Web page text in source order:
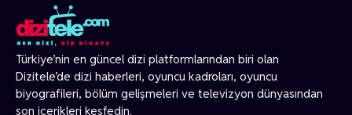
Türkiye’nin en güncel dizi platformlarından biri olan
Dizitele’de dizi haberleri, oyuncu kadroları, oyuncu
biyografileri, bölüm gelişmeleri ve televizyon dünyasından
son içerikleri keşfedin.